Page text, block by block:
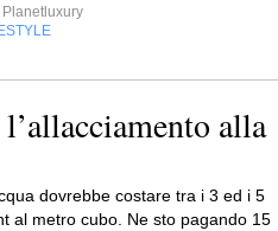
Planetluxury
alla
dovrebbe costare tra i 3 ed i 5
al metro cubo. Ne sto pagando 15